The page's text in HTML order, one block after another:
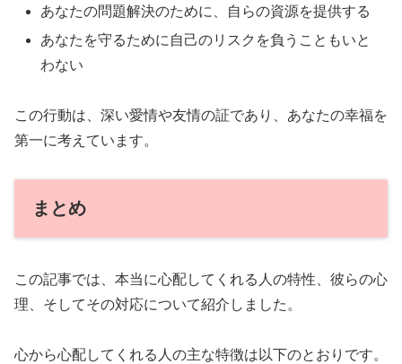
あなたの問題解決のために、自らの資源を提供する
あなたを守るために自己のリスクを負うこともいと
わない
この行動は、深い愛情や友情の証であり、あなたの幸福を
第一に考えています。
まとめ
この記事では、本当に心配してくれる人の特性、彼らの心
理、そしてその対応について紹介しました。
心から心配してくれる人の主な特徴は以下のとおりです。